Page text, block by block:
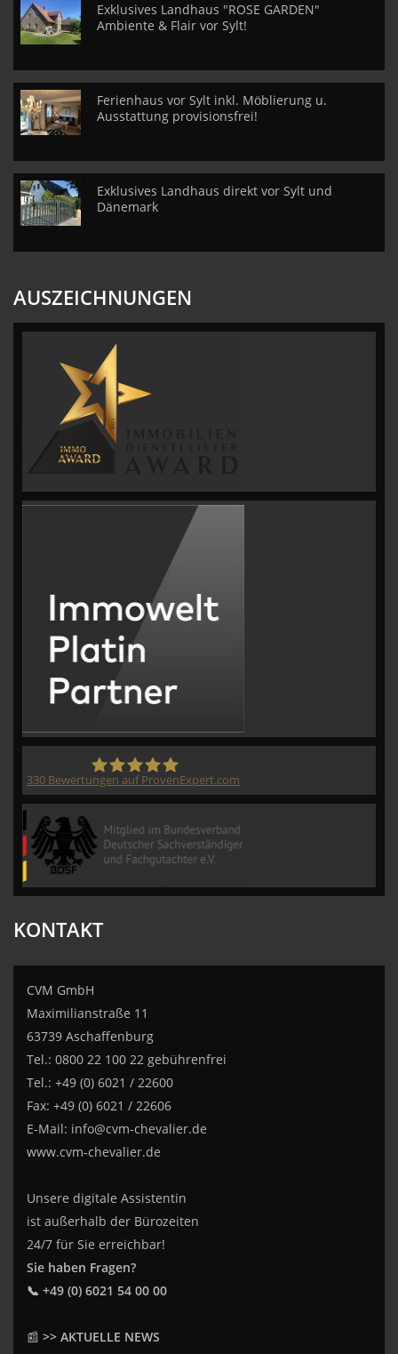
Exklusives Landhaus "ROSE GARDEN"
Ambiente & Flair vor Sylt!
Ferienhaus vor Sylt inkl. Möblierung u.
Ausstattung provisionsfrei!
Exklusives Landhaus direkt vor Sylt und
Dänemark
AUSZEICHNUNGEN
330 Bewertungen auf ProvenExpert.com
KONTAKT
CVM GmbH
Maximilianstraße 11
63739 Aschaffenburg
Tel.: 0800 22 100 22 gebührenfrei
Tel.: +49 (0) 6021 / 22600
Fax: +49 (0) 6021 / 22606
E-Mail: info@cvm-chevalier.de
www.cvm-chevalier.de
Unsere digitale Assistentin
ist außerhalb der Bürozeiten
24/7 für Sie erreichbar!
Sie haben Fragen?
📞 +49 (0) 6021 54 00 00
📰 >> AKTUELLE NEWS